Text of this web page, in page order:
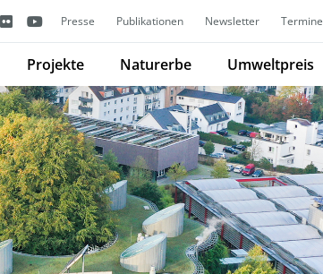
Presse Publikationen Newsletter Termine
Projekte Naturerbe Umweltpreis